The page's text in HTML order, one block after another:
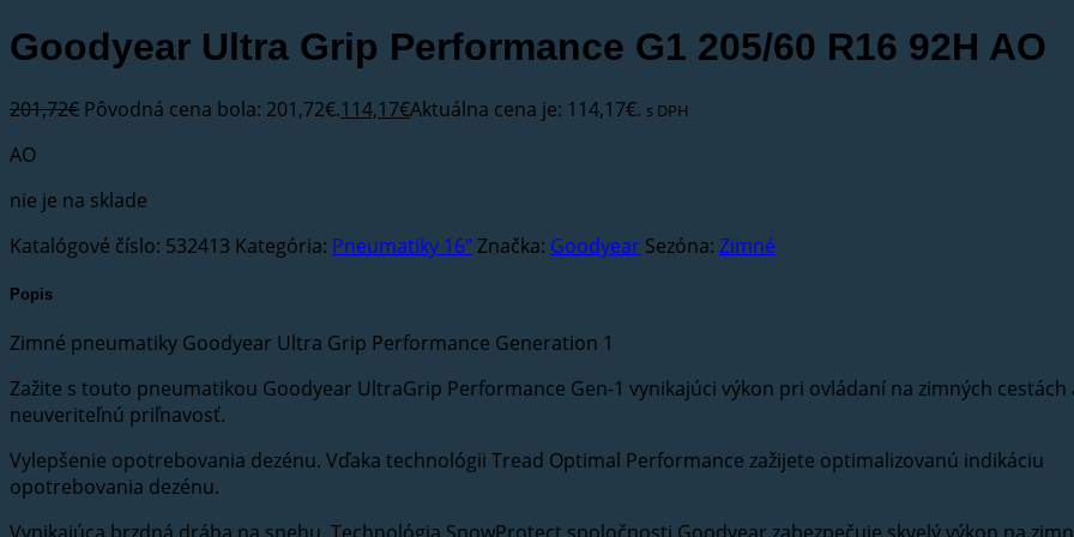
Goodyear Ultra Grip Performance G1 205/60 R16 92H AO
201,72€ Pôvodná cena bola: 201,72€.114,17€Aktuálna cena je: 114,17€. s DPH
AO
nie je na sklade
Katalógové číslo: 532413 Kategória: Pneumatiky 16"Značka: Goodyear Sezóna: Zimné
Popis
Zimné pneumatiky Goodyear Ultra Grip Performance Generation 1
Zažite s touto pneumatikou Goodyear UltraGrip Performance Gen-1 vynikajúci výkon pri ovládaní na zimných cestách
neuveriteľnú priľnavosť.
Vylepšenie opotrebovania dezénu. Vďaka technológii Tread Optimal Performance zažijete optimalizovanú indikáciu
opotrebovania dezénu.